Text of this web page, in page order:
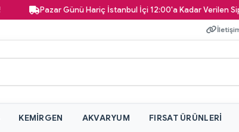
Pazar Günü Hariç İstanbul İçi 12:00'a Kadar Verilen
KEMIRGEN AKVARYUM FIRSAT ÜRÜNLERI